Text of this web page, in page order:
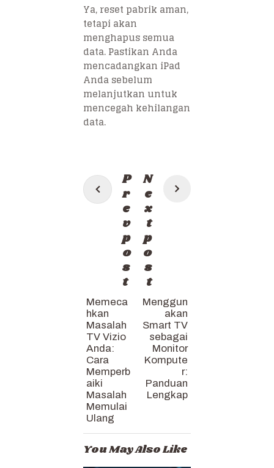
Ya, reset pabrik aman,
tetapi akan
menghapus semua
data. Pastikan Anda
mencadangkan iPad
Anda sebelum
melanjutkan untuk
mencegah kehilangan
data.
Post
navigation
P
r
e
v
p
o
s
t
Memeca
hkan
Masalah
TV Vizio
Anda:
Cara
Memperb
aiki
Masalah
Memulai
Ulang
N
e
x
t
p
o
s
t
Menggun
akan
Smart TV
sebagai
Monitor
Kompute
r:
Panduan
Lengkap
You May Also Like